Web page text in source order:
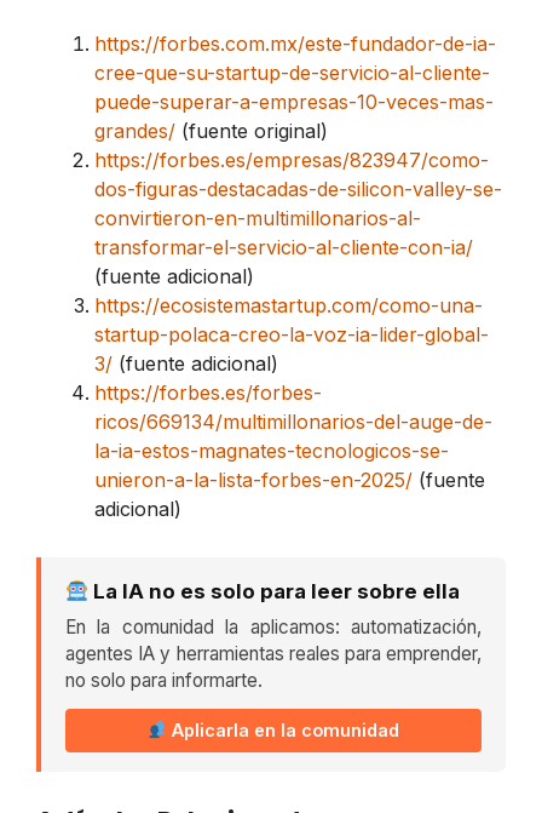
https://forbes.com.mx/este-fundador-de-ia-
cree-que-su-startup-de-servicio-al-cliente-
puede-superar-a-empresas-10-veces-mas-
grandes/ (fuente original)
https://forbes.es/empresas/823947/como-
dos-figuras-destacadas-de-silicon-valley-se-
convirtieron-en-multimillonarios-al-
transformar-el-servicio-al-cliente-con-ia/
(fuente adicional)
https://ecosistemastartup.com/como-una-
startup-polaca-creo-la-voz-ia-lider-global-
3/ (fuente adicional)
https://forbes.es/forbes-
ricos/669134/multimillonarios-del-auge-de-
la-ia-estos-magnates-tecnologicos-se-
unieron-a-la-lista-forbes-en-2025/ (fuente
adicional)
La IA no es solo para leer sobre ella
En la comunidad la aplicamos: automatización,
agentes IA y herramientas reales para emprender,
no solo para informarte.
Aplicarla en la comunidad